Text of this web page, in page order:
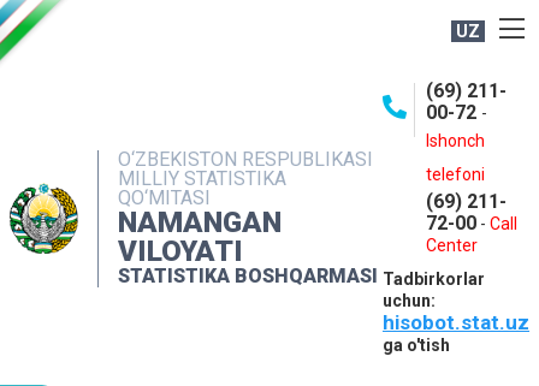
UZ
O‘ZBEKISTON RESPUBLIKASI
MILLIY STATISTIKA
QO‘MITASI
NAMANGAN
VILOYATI
STATISTIKA BOSHQARMASI
(69) 211-
00-72 -
Ishonch
telefoni
(69) 211-
72-00 - Call
Center
Tadbirkorlar
uchun:
hisobot.stat.uz
ga o'tish
NASHRLAR
INTERAKTIV XIZMATLAR
MATBUOT XIZMATI
MUROJAATLAR